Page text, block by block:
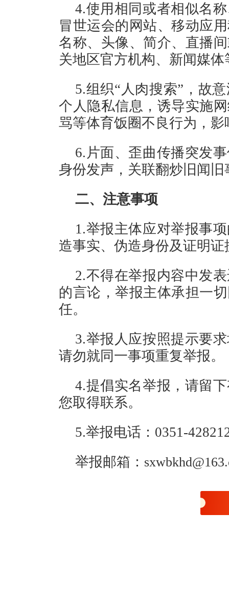
4.使用相同或者相似名
冒世运会的网站、移动应
名称、头像、简介、直播
关地区官方机构、新闻媒体
5.组织“人肉搜索”，故
个人隐私信息，诱导实施
骂等体育饭圈不良行为，
6.片面、歪曲传播突发
身份发声，关联翻炒旧闻旧
二、注意事项
1.举报主体应对举报事
造事实、伪造身份及证明证
2.不得在举报内容中发
的言论，举报主体承担一
任。
3.举报人应按照提示要
请勿就同一事项重复举报。
4.提倡实名举报，请留
您取得联系。
5.举报电话：0351-
举报邮箱：